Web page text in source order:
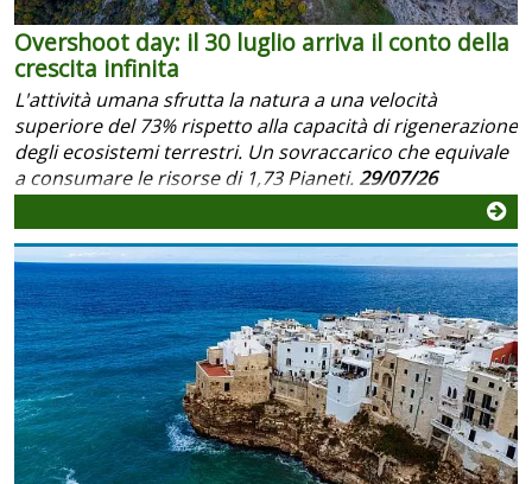
Overshoot day: il 30 luglio arriva il conto della
crescita infinita
L'attività umana sfrutta la natura a una velocità
superiore del 73% rispetto alla capacità di rigenerazione
degli ecosistemi terrestri. Un sovraccarico che equivale
a consumare le risorse di 1,73 Pianeti.29/07/26